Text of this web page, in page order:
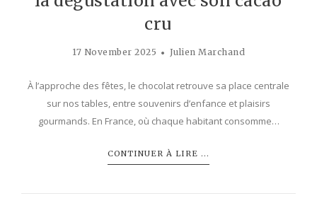
cru
17 November 2025 Julien Marchand
À l’approche des fêtes, le chocolat retrouve sa place centrale
sur nos tables, entre souvenirs d’enfance et plaisirs
gourmands. En France, où chaque habitant consomme…
CONTINUER À LIRE ...